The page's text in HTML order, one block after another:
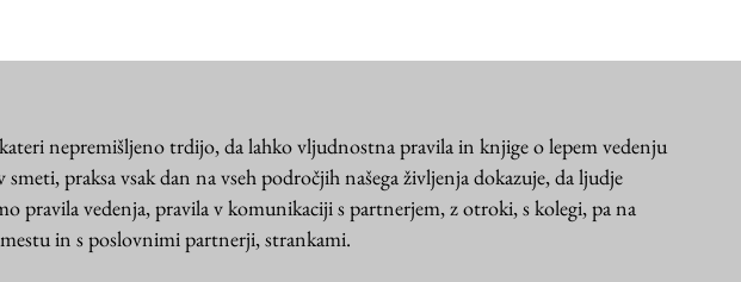
nepremišljeno trdijo, da lahko vljudnostna pravila in knjige o lepem vedenju
smeti, praksa vsak dan na vseh področjih našega življenja dokazuje, da ljudje
pravila vedenja, pravila v komunikaciji s partnerjem, z otroki, s kolegi, pa na
in s poslovnimi partnerji, strankami.